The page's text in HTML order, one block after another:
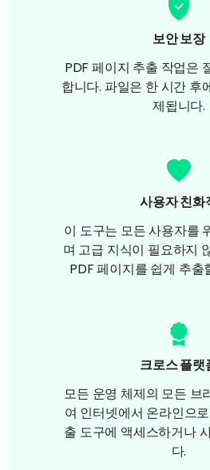
보안 보장
PDF 페이지 추출 작업은
합니다. 파일은 한 시간 후
제됩니다.
사용자 친화
이 도구는 모든 사용자를
며 고급 지식이 필요하지
PDF 페이지를 쉽게 추출
크로스 플랫
모든 운영 체제의 모든 브
여 인터넷에서 온라인으
출 도구에 액세스하거나
다.